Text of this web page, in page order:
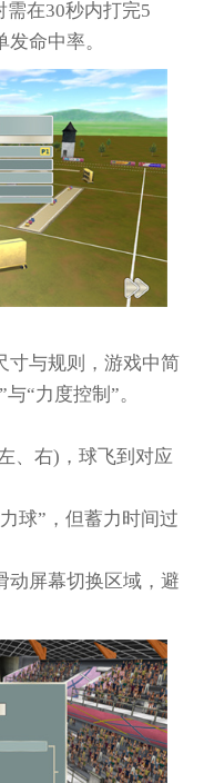
需在30秒内打完5
命中率。
寸与规则，游戏中简
“力度控制”。
、右)，球飞到对应
球”，但蓄力时间过
动屏幕切换区域，避